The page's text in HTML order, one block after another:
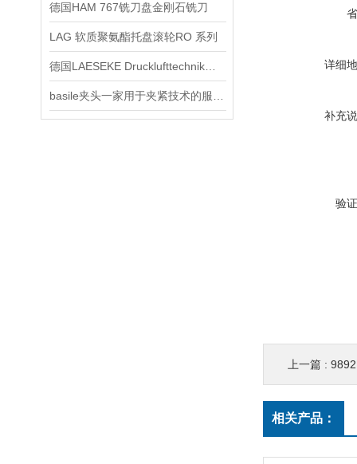
德国HAM 767铣刀盘金刚石铣刀
LAG 软质聚氨酯托盘滚轮RO 系列
详细
补充
验
上一篇 :
相关产品：